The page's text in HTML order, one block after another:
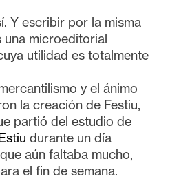
Y escribir por la misma
una microeditorial
utilidad es totalmente
y el ánimo
la creación de Festiu,
partió del estudio de
durante un día
aún faltaba mucho,
el fin de semana.